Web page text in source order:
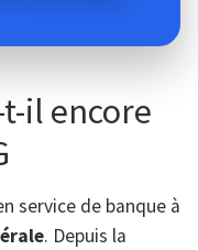
il encore
service de banque à
. Depuis la